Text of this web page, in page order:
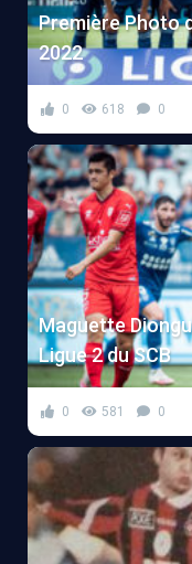
Première Photo
2022
0 618 0
Maguette
Ligue 2 du SCB
0 581 0